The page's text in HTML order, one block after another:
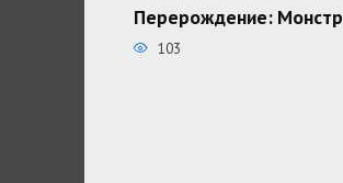
Перерождение: Монстр
103